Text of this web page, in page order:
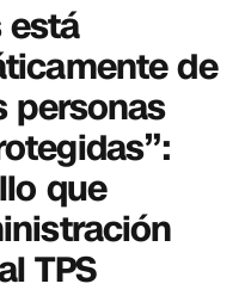
está
de
personas
que
TPS